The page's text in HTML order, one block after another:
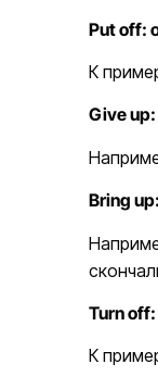
Put off:
К
Give up:
Bring
Turn
К